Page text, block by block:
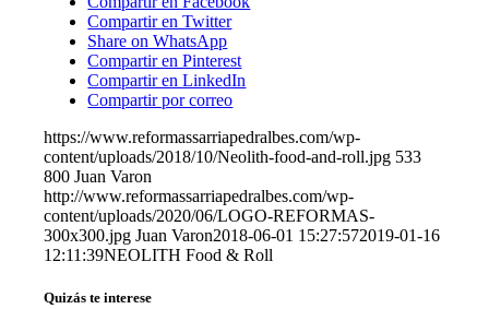
Compartir en Twitter
Share on WhatsApp
Compartir en Pinterest
Compartir en LinkedIn
Compartir por correo
https://www.reformassarriapedralbes.com/wp-
content/uploads/2018/10/Neolith-food-and-roll.jpg 533
800 Juan Varon
http://www.reformassarriapedralbes.com/wp-
content/uploads/2020/06/LOGO-REFORMAS-
300x300.jpg Juan Varon2018-06-01 15:27:572019-01-16
12:11:39NEOLITH Food & Roll
Quizás te interese